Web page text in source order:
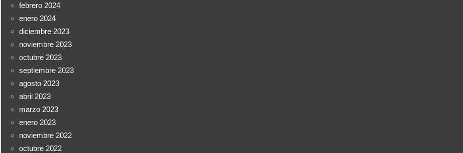
febrero 2024
enero 2024
diciembre 2023
noviembre 2023
octubre 2023
septiembre 2023
agosto 2023
abril 2023
marzo 2023
enero 2023
noviembre 2022
octubre 2022